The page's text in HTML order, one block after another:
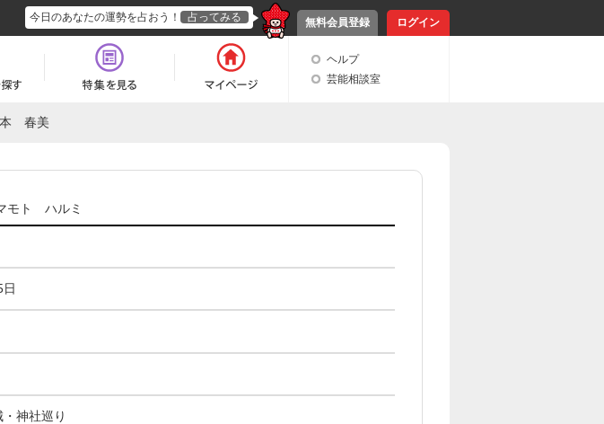
無料会員登録 ログイン
今日のあなたの運勢を占おう！ 占ってみる
ヘルプ
芸能相談室
春美
モト ハルミ
神社巡り